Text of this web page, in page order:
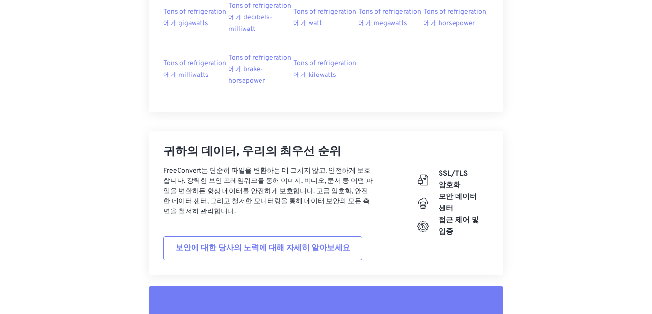
Tons of refrigeration
에게 gigawatts
Tons of refrigeration
에게 decibels-
milliwatt
Tons of refrigeration
에게 watt
Tons of refrigeration
에게 megawatts
Tons of refrigeration
에게 horsepower
Tons of refrigeration
에게 milliwatts
Tons of refrigeration
에게 brake-
horsepower
Tons of refrigeration
에게 kilowatts
귀하의 데이터, 우리의 최우선 순위
FreeConvert는 단순히 파일을 변환하는 데 그치지 않고, 안전하게 보호
합니다. 강력한 보안 프레임워크를 통해 이미지, 비디오, 문서 등 어떤 파
일을 변환하든 항상 데이터를 안전하게 보호합니다. 고급 암호화, 안전
한 데이터 센터, 그리고 철저한 모니터링을 통해 데이터 보안의 모든 측
면을 철저히 관리합니다.
보안에 대한 당사의 노력에 대해 자세히 알아보세요
SSL/TLS
암호화
보안 데이터
센터
접근 제어 및
입증